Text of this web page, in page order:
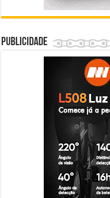
Publicidade